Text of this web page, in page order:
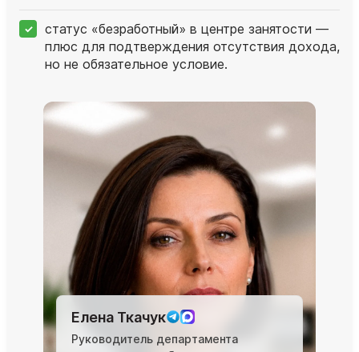
статус «безработный» в центре занятости —
плюс для подтверждения отсутствия дохода,
но не обязательное условие.
Елена Ткачук
Руководитель департамента